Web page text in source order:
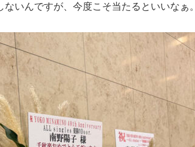
いんですが、今度こそ当たるといいなぁ。